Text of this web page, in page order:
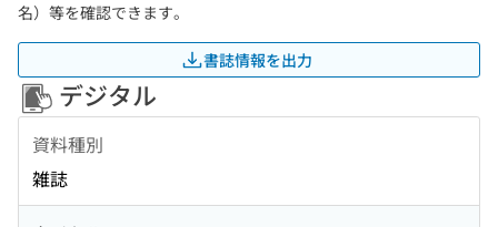
名）等を確認できます。
書誌情報を出力
デジタル
資料種別
雑誌